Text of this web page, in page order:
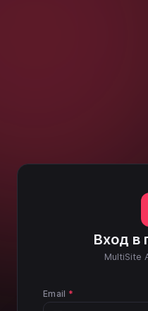
Вход в
MultiSite
Email *